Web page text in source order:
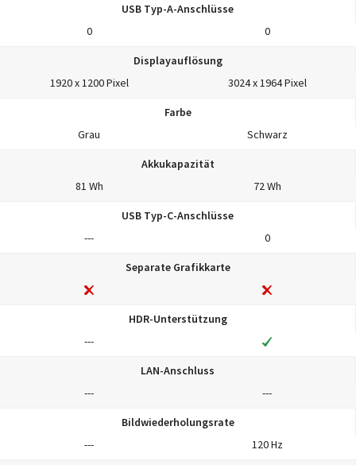
USB Typ-A-Anschlüsse
0
0
Displayauflösung
1920 x 1200 Pixel
3024 x 1964 Pixel
Farbe
Grau
Schwarz
Akkukapazität
81 Wh
72 Wh
USB Typ-C-Anschlüsse
---
0
Separate Grafikkarte
HDR-Unterstützung
---
LAN-Anschluss
---
---
Bildwiederholungsrate
---
120 Hz